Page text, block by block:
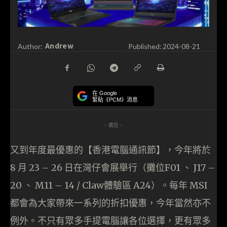
Author: Andrew Published: 2024-08-21
在 Google
緊貼《PCM》消息
- 廣告 -
又到年度最優惠的【香港電腦通訊節】，今年將於
8 月 23 – 26 日在灣仔會展舉行（攤位F01 、 J17 –
20 、 M11 – 14 / Claw體驗區 A24）。每年 MSI
都會為大家帶來一系列的折扣優惠，今年當然亦不
例外。不只有眾多手提電腦讓各位選擇，更有眾多